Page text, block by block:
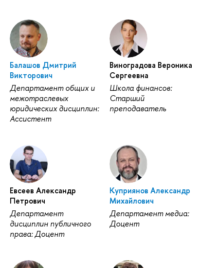
Балашов Дмитрий
Викторович
Департамент общих и
межотраслевых
юридических дисциплин:
Ассистент
Виноградова Вероника
Сергеевна
Школа финансов:
Старший
преподаватель
Евсеев Александр
Петрович
Департамент
дисциплин публичного
права: Доцент
Куприянов Александр
Михайлович
Департамент медиа:
Доцент